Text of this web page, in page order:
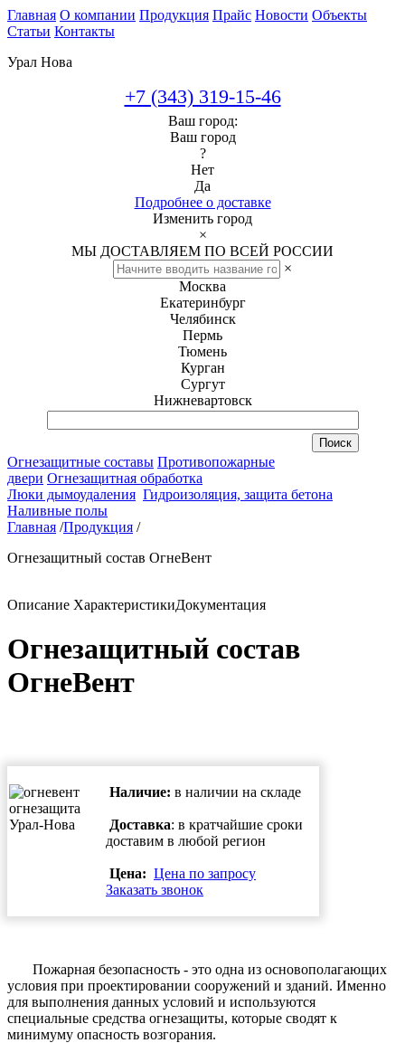
Главная О компании Продукция Прайс Новости Объекты
Статьи Контакты
Урал Нова
+7 (343) 319-15-46
Ваш город:
Ваш город
?
Нет
Да
Подробнее о доставке
Изменить город
×
МЫ ДОСТАВЛЯЕМ ПО ВСЕЙ РОССИИ
×
Москва
Екатеринбург
Челябинск
Пермь
Тюмень
Курган
Сургут
Нижневартовск
Огнезащитные составы Противопожарные
двери Огнезащитная обработка
Люки дымоудаления Гидроизоляция, защита бетона
Наливные полы
Главная /Продукция /
Огнезащитный состав ОгнеВент
Описание ХарактеристикиДокументация
Огнезащитный состав
ОгнеВент
Наличие: в наличии на складе
Доставка: в кратчайшие сроки
доставим в любой регион
Цена: Цена по запросу
Заказать звонок
Пожарная безопасность - это одна из основополагающих
условия при проектировании сооружений и зданий. Именно
для выполнения данных условий и используются
специальные средства огнезащиты, которые сводят к
минимуму опасность возгорания.